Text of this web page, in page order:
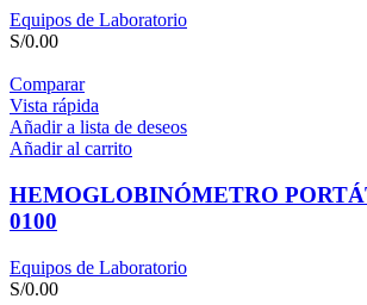
Equipos de Laboratorio
S/0.00
Comparar
Vista rápida
Añadir a lista de deseos
Añadir al carrito
HEMOGLOBINÓMETRO
0100
Equipos de Laboratorio
S/0.00